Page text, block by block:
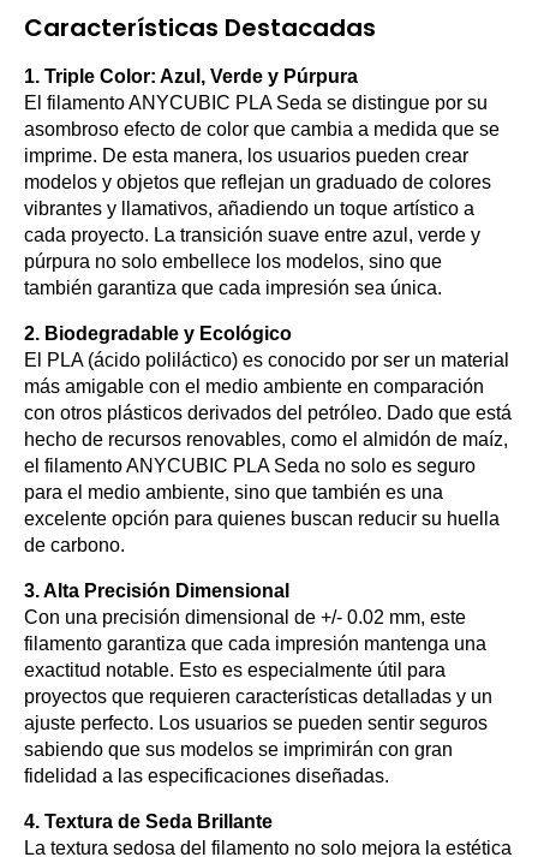
Características Destacadas
1. Triple Color: Azul, Verde y Púrpura
El filamento ANYCUBIC PLA Seda se distingue por su
asombroso efecto de color que cambia a medida que se
imprime. De esta manera, los usuarios pueden crear
modelos y objetos que reflejan un graduado de colores
vibrantes y llamativos, añadiendo un toque artístico a
cada proyecto. La transición suave entre azul, verde y
púrpura no solo embellece los modelos, sino que
también garantiza que cada impresión sea única.
2. Biodegradable y Ecológico
El PLA (ácido poliláctico) es conocido por ser un material
más amigable con el medio ambiente en comparación
con otros plásticos derivados del petróleo. Dado que está
hecho de recursos renovables, como el almidón de maíz,
el filamento ANYCUBIC PLA Seda no solo es seguro
para el medio ambiente, sino que también es una
excelente opción para quienes buscan reducir su huella
de carbono.
3. Alta Precisión Dimensional
Con una precisión dimensional de +/- 0.02 mm, este
filamento garantiza que cada impresión mantenga una
exactitud notable. Esto es especialmente útil para
proyectos que requieren características detalladas y un
ajuste perfecto. Los usuarios se pueden sentir seguros
sabiendo que sus modelos se imprimirán con gran
fidelidad a las especificaciones diseñadas.
4. Textura de Seda Brillante
La textura sedosa del filamento no solo mejora la estética